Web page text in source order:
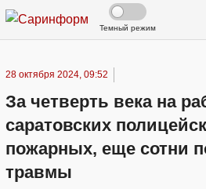
Темный режим
28 октября 2024, 09:52
За четверть века на
саратовских
пожарных, еще сотни
травмы